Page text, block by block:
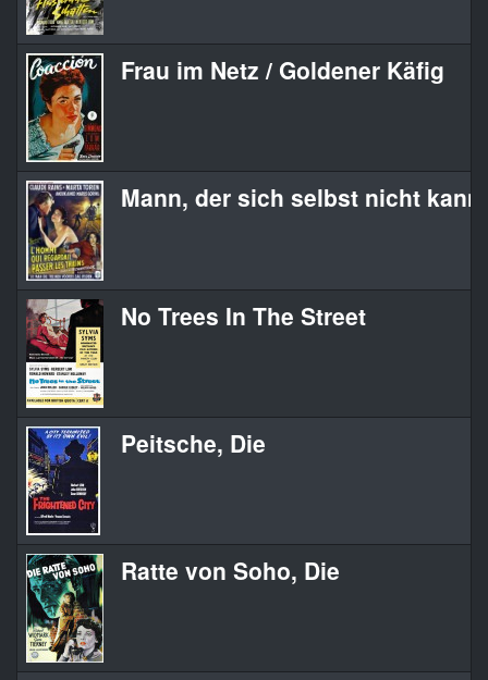
Frau im Netz / Goldener Käfig
Mann, der sich selbst nicht
No Trees In The Street
Peitsche, Die
Ratte von Soho, Die